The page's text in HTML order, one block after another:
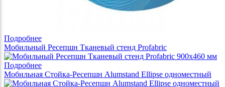
Подробнее
Мобильный Ресепшн Тканевый стенд Profabric
Подробнее
Мобильная Стойка-Ресепшн Alumstand Ellipse одноместный